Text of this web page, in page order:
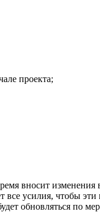
проекта;
вносит
усилия, чтобы эти
обновляться по